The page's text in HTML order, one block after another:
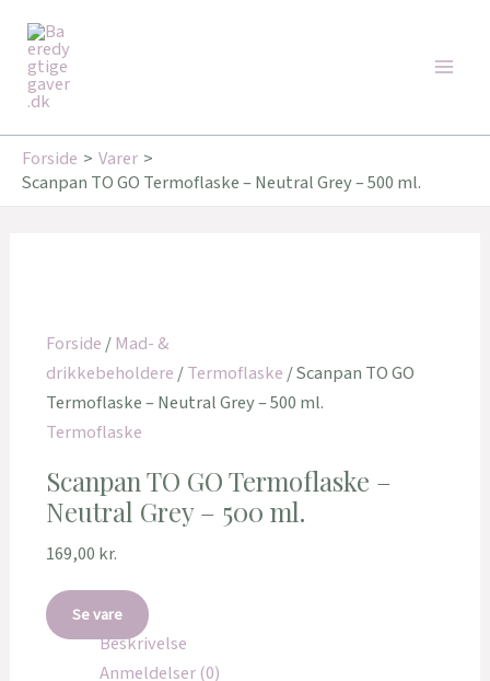
indholdet
Forside
Varer
Scanpan TO GO Termoflaske – Neutral Grey – 500 ml.
Forside/Mad- &
drikkebeholdere/Termoflaske/ Scanpan TO GO
Termoflaske – Neutral Grey – 500 ml.
Termoflaske
Scanpan TO GO Termoflaske –
Neutral Grey – 500 ml.
169,00 kr.
Se vare
Beskrivelse
Anmeldelser (0)
Tilbud!
Tilbud!
34,95 kr..29,95 kr..
Tilbud!
Tilbud!
179,95 kr..162,00 kr..
Tilbud!
Tilbud!
179,00 kr..143,20 kr..